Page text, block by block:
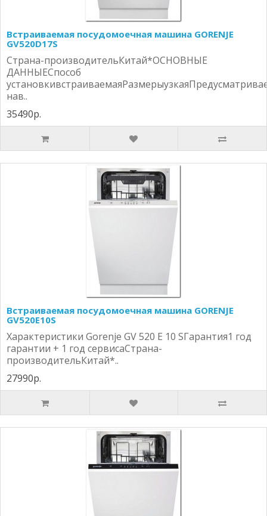
Встраиваемая посудомоечная машина GORENJE
GV520D17S
Страна-производительКитай*ОСНОВНЫЕ
ДАННЫЕСпособ
нав..
35490р.
Встраиваемая посудомоечная машина GORENJE
GV520E10S
Характеристики Gorenje GV 520 E 10 SГарантия1 год
гарантии + 1 год сервисаСтрана-
производительКитай*..
27990р.